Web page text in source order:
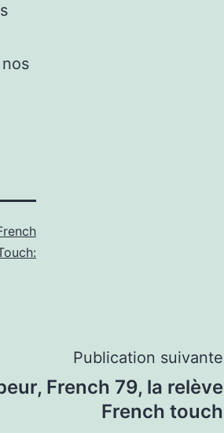
Publication suivante
French 79, la relève
French touch